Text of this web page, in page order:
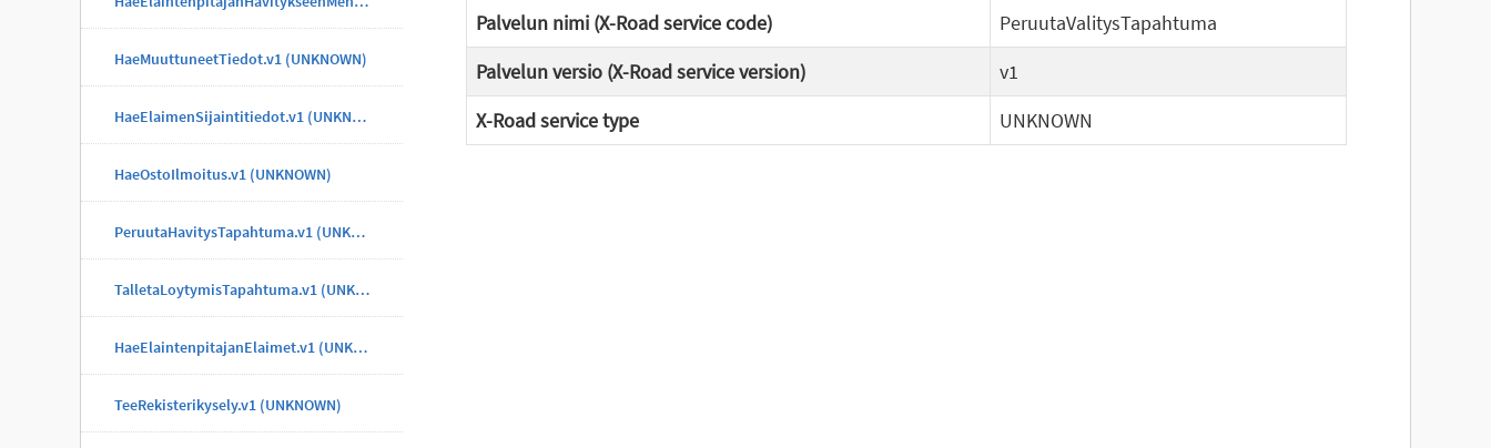
HaeMuuttuneetTiedot.v1 (UNKNOWN)
HaeElaimenSijaintitiedot.v1 (UNKNOWN)
HaeOstoIlmoitus.v1 (UNKNOWN)
PeruutaHavitysTapahtuma.v1 (UNKNOWN)
TalletaLoytymisTapahtuma.v1 (UNKNOWN)
HaeElaintenpitajanElaimet.v1 (UNKNOWN)
TeeRekisterikysely.v1 (UNKNOWN)
Palvelun nimi (X-Road service code)
PeruutaValitysTapahtuma
Palvelun versio (X-Road service version)
v1
X-Road service type
UNKNOWN